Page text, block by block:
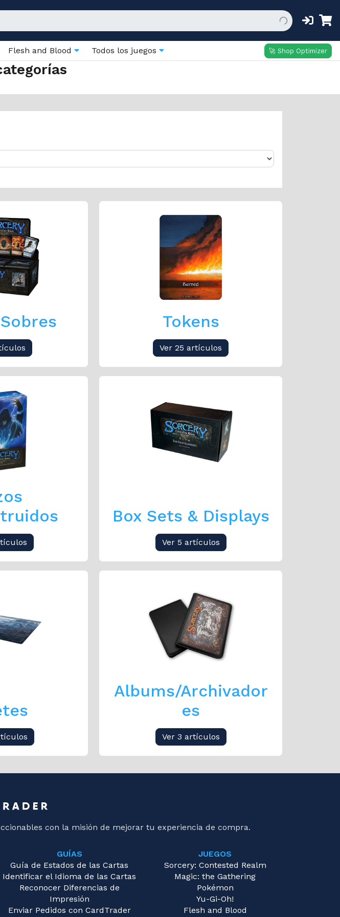
Flesh and Blood Todos los juegos 🚀 Shop Optimizer
Tokens
Ver 25 artículos
Box Sets & Displays
Ver 5 artículos
Albums/Archivador
es
Ver 3 artículos
con la misión de mejorar tu experiencia de compra.
GUÍAS
Guía de Estados de las Cartas
Identificar el Idioma de las Cartas
Reconocer Diferencias de
Impresión
Enviar Pedidos con CardTrader
JUEGOS
Sorcery: Contested Realm
Magic: the Gathering
Pokémon
Yu-Gi-Oh!
Flesh and Blood